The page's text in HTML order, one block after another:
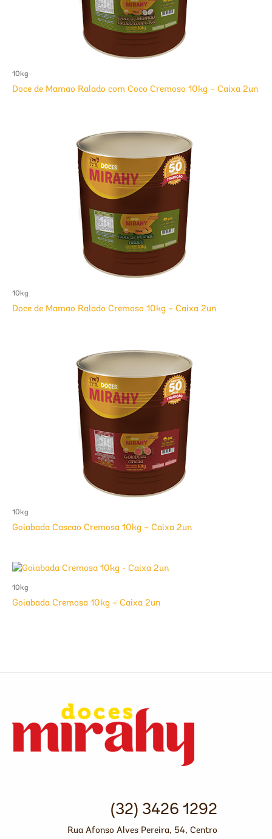
10kg
Doce de Mamao Ralado com Coco Cremoso 10kg – Caixa 2un
10kg
Doce de Mamao Ralado Cremoso 10kg – Caixa 2un
10kg
Goiabada Cascao Cremosa 10kg – Caixa 2un
10kg
Goiabada Cremosa 10kg – Caixa 2un
(32) 3426 1292
Rua Afonso Alves Pereira, 54, Centro